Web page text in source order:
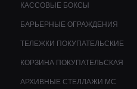
КАССОВЫЕ БОКСЫ
БАРЬЕРНЫЕ ОГРАЖДЕНИЯ
ТЕЛЕЖКИ ПОКУПАТЕЛЬСКИЕ
КОРЗИНА ПОКУПАТЕЛЬСКАЯ
АРХИВНЫЕ СТЕЛЛАЖИ МС